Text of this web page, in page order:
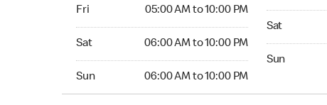
Fri 05:00 AM to 10:00 PM
Sat 06:00 AM to 10:00 PM
Sun 06:00 AM to 10:00 PM
Sat
Sun